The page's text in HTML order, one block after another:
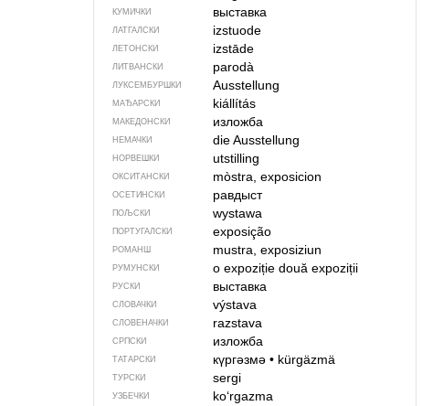
КУМИЧКИ выставка
ЛАТГАЛСКИ izstuode
ЛЕТОНСКИ izstāde
ЛИТВАНСКИ parodà
ЛУКСЕМБУРШКИ Ausstellung
МАЂАРСКИ kiállítás
МАКЕДОНСКИ изложба
НЕМАЧКИ die Ausstellung
НОРВЕШКИ utstilling
ОКСИТАНСКИ mòstra, exposicion
ОСЕТИНСКИ равдыст
ПОЉСКИ wystawa
ПОРТУГАЛСКИ exposição
РОМАНШ mustra, exposiziun
РУМУНСКИ o expoziție două expoziții
РУСКИ выставка
СЛОВАЧКИ výstava
СЛОВЕНАЧКИ razstava
СРПСКИ изложба
ТАТАРСКИ күргәзмә •kürgäzmä
ТУРСКИ sergi
УЗБЕЧКИ ko‘rgazma